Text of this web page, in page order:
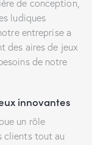
de conception,
ludiques
entreprise a
des aires de jeux
de notre
innovantes
un rôle
clients tout au